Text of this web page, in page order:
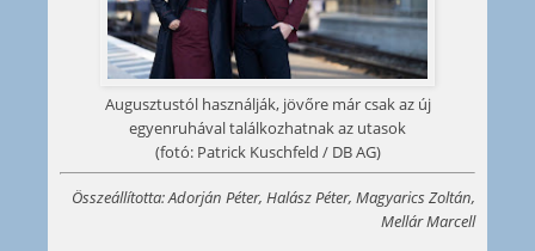
Augusztustól használják, jövőre már csak az új
egyenruhával találkozhatnak az utasok
(fotó: Patrick Kuschfeld / DB AG)
Összeállította: Adorján Péter, Halász Péter, Magyarics Zoltán,
Mellár Marcell